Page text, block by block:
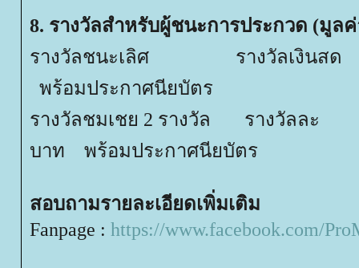
8. รางวัลสำหรับผู้ชนะการประกวด (มูลค่
รางวัลชนะเลิศ รางวัลเงินส
พร้อมประกาศนียบัตร
รางวัลชมเชย 2 รางวัล ราง
บาท พร้อมประกาศนียบัตร
สอบถามรายละเอียดเพิ่มเติม
Fanpage : https://www.facebook.com/